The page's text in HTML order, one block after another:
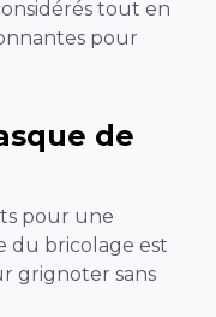
tout en
pour
de
pour une
du bricolage est
grignoter sans